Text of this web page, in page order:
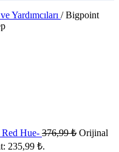
Yardımcıları / Bigpoint
Hue- 376,99₺ Orijinal
235,99 ₺.